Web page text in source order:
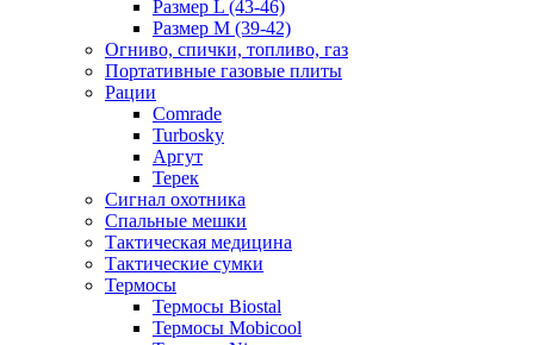
Размер L (43-46)
Размер M (39-42)
Огниво, спички, топливо, газ
Портативные газовые плиты
Рации
Comrade
Turbosky
Аргут
Терек
Сигнал охотника
Спальные мешки
Тактическая медицина
Тактические сумки
Термосы
Термосы Biostal
Термосы Mobicool